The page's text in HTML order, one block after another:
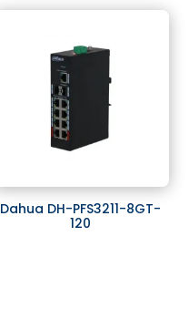
Dahua DH-PFS3211-8GT-
120